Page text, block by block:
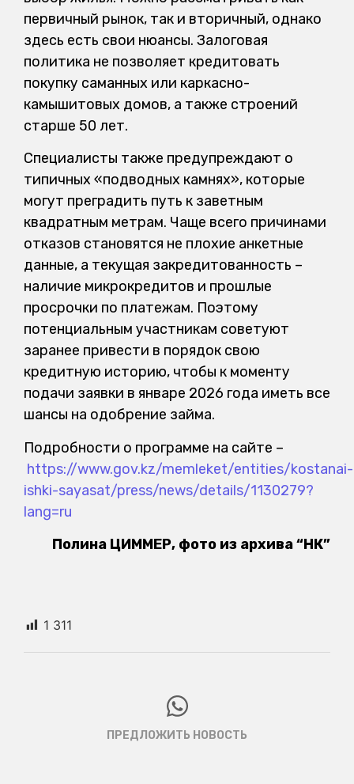
первичный рынок, так и вторичный, однако
здесь есть свои нюансы. Залоговая
политика не позволяет кредитовать
покупку саманных или каркасно-
камышитовых домов, а также строений
старше 50 лет.
Специалисты также предупреждают о
типичных «подводных камнях», которые
могут преградить путь к заветным
квадратным метрам. Чаще всего причинами
отказов становятся не плохие анкетные
данные, а текущая закредитованность –
наличие микрокредитов и прошлые
просрочки по платежам. Поэтому
потенциальным участникам советуют
заранее привести в порядок свою
кредитную историю, чтобы к моменту
подачи заявки в январе 2026 года иметь все
шансы на одобрение займа.
Подробности о программе на сайте –
https://www.gov.kz/memleket/entities/kostanai-
ishki-sayasat/press/news/details/1130279?
lang=ru
Полина ЦИММЕР, фото из архива “НК”
1 311
ПРЕДЛОЖИТЬ НОВОСТЬ